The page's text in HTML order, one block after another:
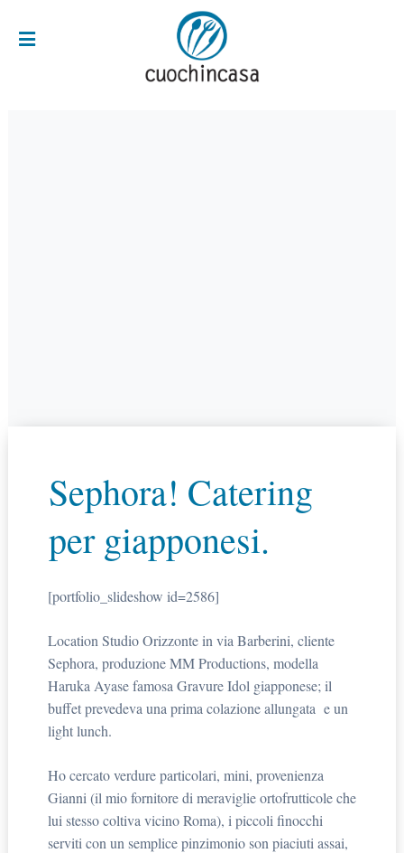
Sephora! Catering
per giapponesi.
[portfolio_slideshow id=2586]
Location Studio Orizzonte in via Barberini, cliente
Sephora, produzione MM Productions, modella
Haruka Ayase famosa Gravure Idol giapponese; il
buffet prevedeva una prima colazione allungata e un
light lunch.
Ho cercato verdure particolari, mini, provenienza
Gianni (il mio fornitore di meraviglie ortofrutticole che
lui stesso coltiva vicino Roma), i piccoli finocchi
serviti con un semplice pinzimonio son piaciuti assai,